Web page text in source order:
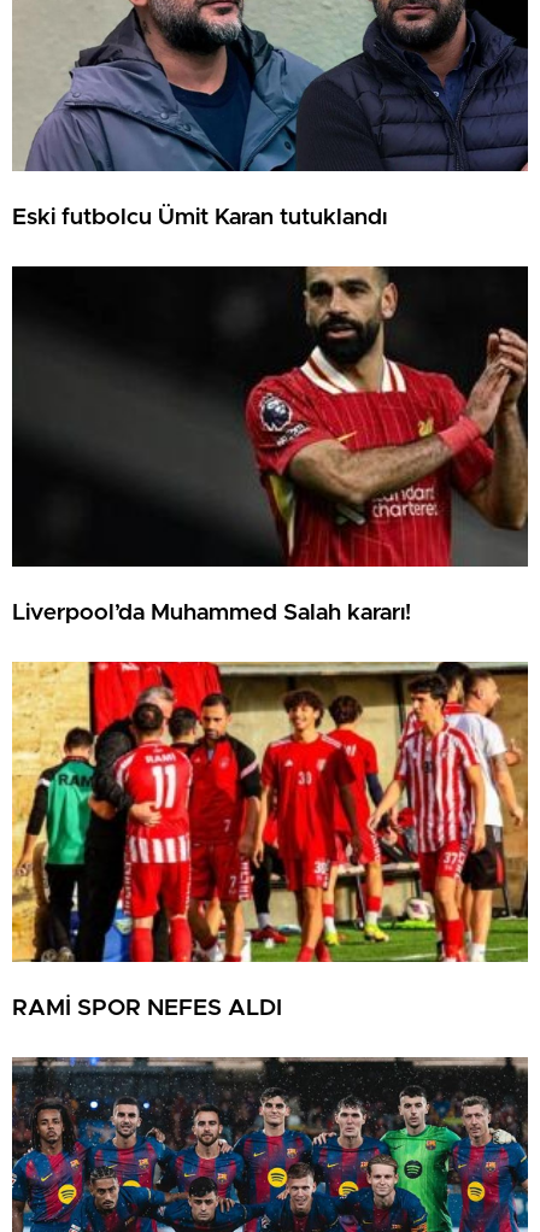
Eski futbolcu Ümit Karan tutuklandı
Liverpool’da Muhammed Salah kararı!
RAMİ SPOR NEFES ALDI